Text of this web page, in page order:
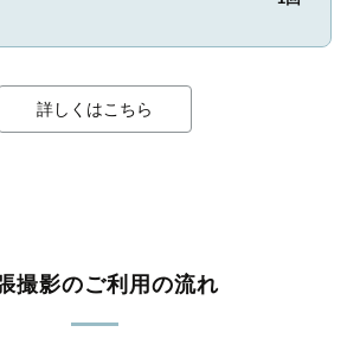
詳しくはこちら
撮影のご利用の流れ